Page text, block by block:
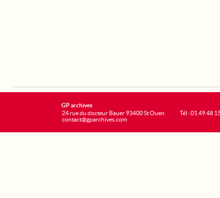
GP archives
24 rue du docteur Bauer 93400 St Ouen
contact@gparchives.com
Tél : 01 49 48